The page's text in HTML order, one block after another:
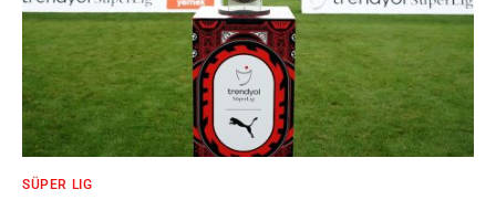
SÜPER LIG